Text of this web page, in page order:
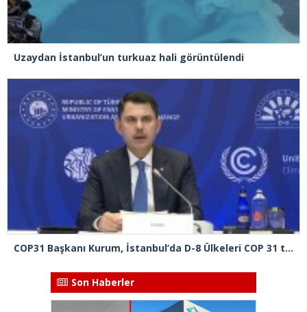
Uzaydan İstanbul’un turkuaz hali görüntülendi
COP31 Başkanı Kurum, İstanbul’da D-8 Ülkeleri COP 31 toplantısına başkanlık etti
Son Haberler